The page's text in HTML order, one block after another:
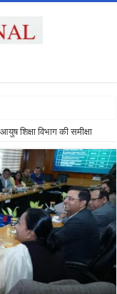
शिक्षा विभाग की समीक्षा